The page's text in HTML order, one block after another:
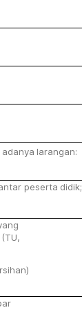
adanya larangan:
peserta didik;
(TU,